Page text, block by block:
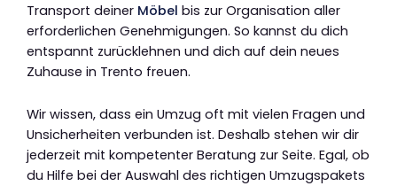
Transport deiner Möbel bis zur Organisation aller
erforderlichen Genehmigungen. So kannst du dich
entspannt zurücklehnen und dich auf dein neues
Zuhause in Trento freuen.
Wir wissen, dass ein Umzug oft mit vielen Fragen und
Unsicherheiten verbunden ist. Deshalb stehen wir dir
jederzeit mit kompetenter Beratung zur Seite. Egal, ob
du Hilfe bei der Auswahl des richtigen Umzugspakets